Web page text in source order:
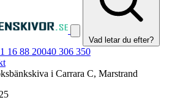
Vad letar du efter?
16 88 20040 306 350
i Carrara C, Marstrand